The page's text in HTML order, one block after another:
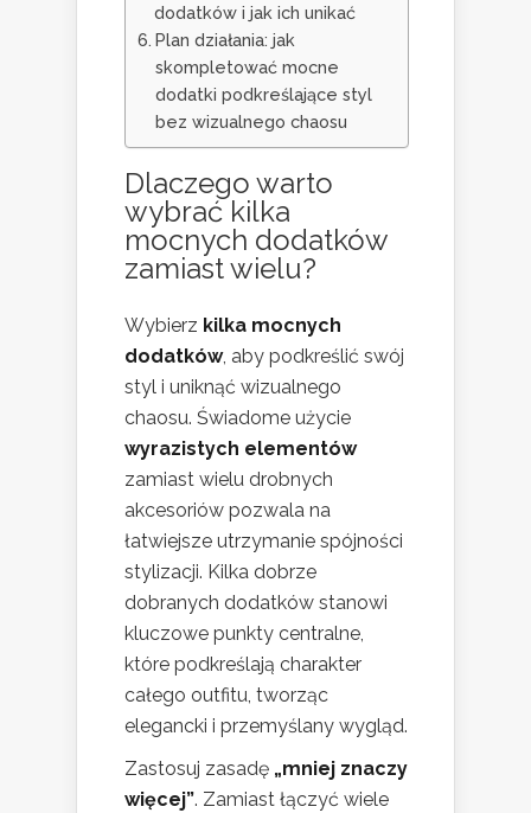
dodatków i jak ich unikać
Plan działania: jak
skompletować mocne
dodatki podkreślające styl
bez wizualnego chaosu
Dlaczego warto
wybrać kilka
mocnych dodatków
zamiast wielu?
Wybierz kilka mocnych
dodatków, aby podkreślić swój
styl i uniknąć wizualnego
chaosu. Świadome użycie
wyrazistych elementów
zamiast wielu drobnych
akcesoriów pozwala na
łatwiejsze utrzymanie spójności
stylizacji. Kilka dobrze
dobranych dodatków stanowi
kluczowe punkty centralne,
które podkreślają charakter
całego outfitu, tworząc
elegancki i przemyślany wygląd.
Zastosuj zasadę „mniej znaczy
więcej”. Zamiast łączyć wiele